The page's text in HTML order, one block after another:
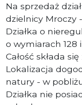
Na sprzedaż
dzielnicy Mroczy -
Działka o
o wymiarach 128
Całość składa
Lokalizacja
natury - w
Działka nie